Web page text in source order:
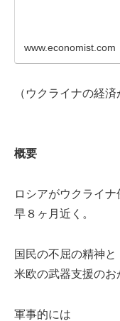
www.economist.com
（ウクライナの経
概要
ロシアがウクライナ
早８ヶ月近く。
国民の不屈の精神と
米欧の武器支援のお
軍事的には